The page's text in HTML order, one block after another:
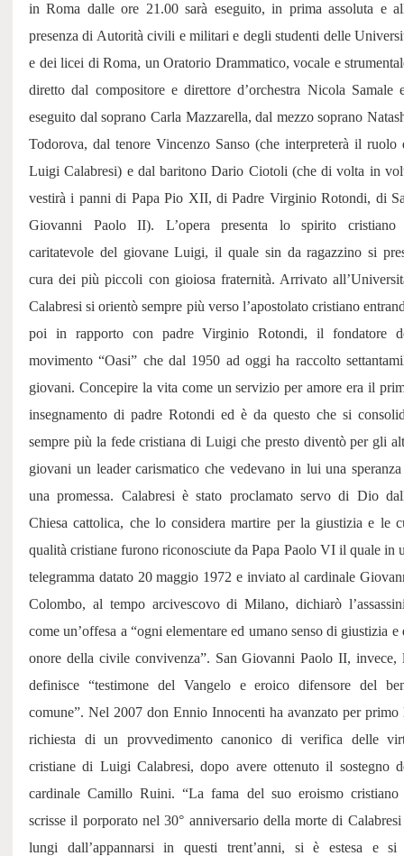
in Roma dalle ore 21.00 sarà eseguito, in prima assoluta e
presenza di Autorità civili e militari e degli studenti delle
e dei licei di Roma, un Oratorio Drammatico, vocale e
diretto dal compositore e direttore d’orchestra Nicola Samale
eseguito dal soprano Carla Mazzarella, dal mezzo soprano
Todorova, dal tenore Vincenzo Sanso (che interpreterà il ruolo
Luigi Calabresi) e dal baritono Dario Ciotoli (che di volta in
vestirà i panni di Papa Pio XII, di Padre Virginio Rotondi, di
Giovanni Paolo II). L’opera presenta lo spirito cristiano
caritatevole del giovane Luigi, il quale sin da ragazzino si
cura dei più piccoli con gioiosa fraternità. Arrivato
Calabresi si orientò sempre più verso l’apostolato cristiano
poi in rapporto con padre Virginio Rotondi, il fondatore
movimento “Oasi” che dal 1950 ad oggi ha raccolto
giovani. Concepire la vita come un servizio per amore era il
insegnamento di padre Rotondi ed è da questo che si
sempre più la fede cristiana di Luigi che presto diventò per gli
giovani un leader carismatico che vedevano in lui una
una promessa. Calabresi è stato proclamato servo di Dio
Chiesa cattolica, che lo considera martire per la giustizia e le
qualità cristiane furono riconosciute da Papa Paolo VI il quale in
telegramma datato 20 maggio 1972 e inviato al cardinale
Colombo, al tempo arcivescovo di Milano, dichiarò
come un’offesa a “ogni elementare ed umano senso di giustizia e
onore della civile convivenza”. San Giovanni Paolo II, invece,
definisce “testimone del Vangelo e eroico difensore del
comune”. Nel 2007 don Ennio Innocenti ha avanzato per primo
richiesta di un provvedimento canonico di verifica delle
cristiane di Luigi Calabresi, dopo avere ottenuto il sostegno
cardinale Camillo Ruini. “La fama del suo eroismo cristiano
scrisse il porporato nel 30° anniversario della morte di
lungi dall’appannarsi in questi trent’anni, si è estesa e si